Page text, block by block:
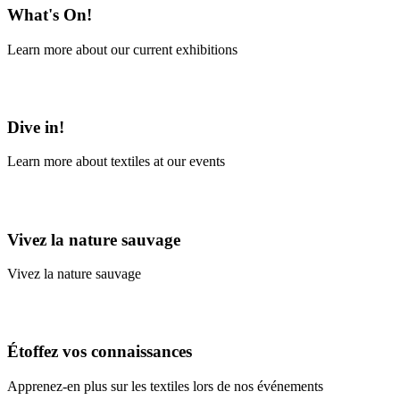
What's On!
Learn more about our current exhibitions
Dive in!
Learn more about textiles at our events
Vivez la nature sauvage
Vivez la nature sauvage
Étoffez vos connaissances
Apprenez-en plus sur les textiles lors de nos événements